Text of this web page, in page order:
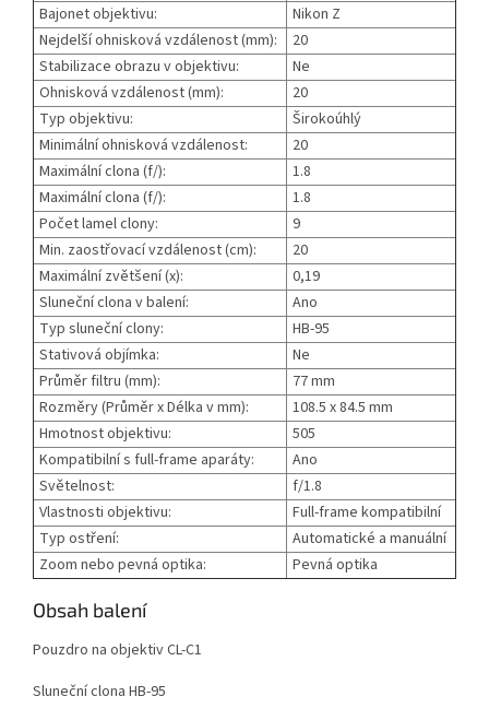
Bajonet objektivu:
Nikon Z
Nejdelší ohnisková vzdálenost (mm):
20
Stabilizace obrazu v objektivu:
Ne
Ohnisková vzdálenost (mm):
20
Typ objektivu:
Širokoúhlý
Minimální ohnisková vzdálenost:
20
Maximální clona (f/):
1.8
Maximální clona (f/):
1.8
Počet lamel clony:
9
Min. zaostřovací vzdálenost (cm):
20
Maximální zvětšení (x):
0,19
Sluneční clona v balení:
Ano
Typ sluneční clony:
HB-95
Stativová objímka:
Ne
Průměr filtru (mm):
77 mm
Rozměry (Průměr x Délka v mm):
108.5 x 84.5 mm
Hmotnost objektivu:
505
Kompatibilní s full-frame aparáty:
Ano
Světelnost:
f/1.8
Vlastnosti objektivu:
Full-frame kompatibilní
Typ ostření:
Automatické a manuální
Zoom nebo pevná optika:
Pevná optika
Obsah balení
Pouzdro na objektiv CL-C1
Sluneční clona HB-95